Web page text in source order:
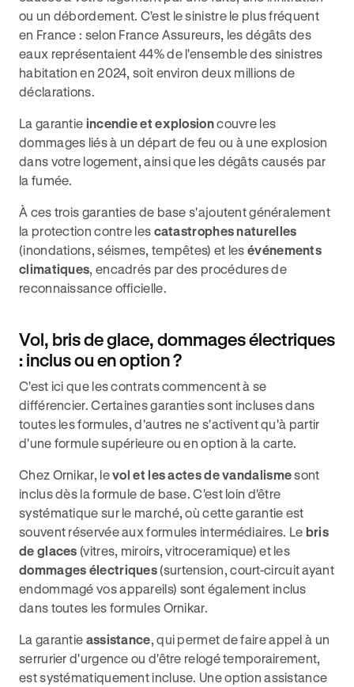
ou un débordement. C'est le sinistre le plus fréquent
en France : selon France Assureurs, les dégâts des
eaux représentaient 44% de l'ensemble des sinistres
habitation en 2024, soit environ deux millions de
déclarations.
La garantie incendie et explosioncouvre les
dommages liés à un départ de feu ou à une explosion
dans votre logement, ainsi que les dégâts causés par
la fumée.
À ces trois garanties de base s'ajoutent généralement
la protection contre les catastrophes naturelles
(inondations, séismes, tempêtes) et les événements
climatiques, encadrés par des procédures de
reconnaissance officielle.
Vol, bris de glace, dommages électriques
: inclus ou en option ?
C'est ici que les contrats commencent à se
différencier. Certaines garanties sont incluses dans
toutes les formules, d'autres ne s'activent qu'à partir
d'une formule supérieure ou en option à la carte.
Chez Ornikar, levol et les actes de vandalismesont
inclus dès la formule de base. C'est loin d'être
systématique sur le marché, où cette garantie est
souvent réservée aux formules intermédiaires. Le bris
de glaces (vitres, miroirs, vitroceramique) et les
dommages électriques (surtension, court-circuit ayant
endommagé vos appareils) sont également inclus
dans toutes les formules Ornikar.
La garantie assistance, qui permet de faire appel à un
serrurier d'urgence ou d'être relogé temporairement,
est systématiquement incluse. Une option assistance